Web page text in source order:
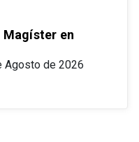
Magíster en
Agosto de 2026